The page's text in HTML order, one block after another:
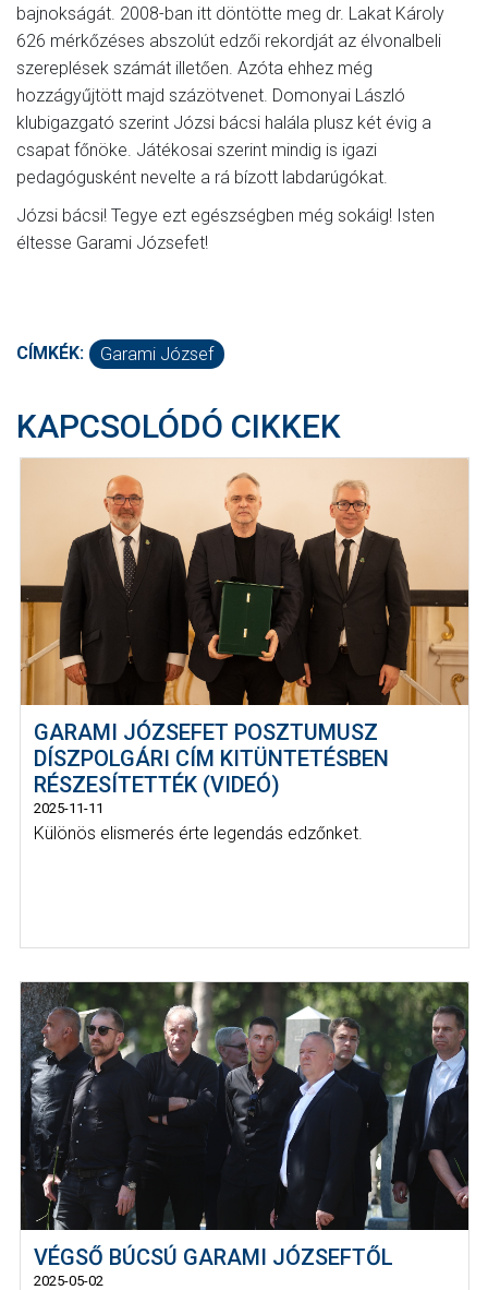
bajnokságát. 2008-ban itt döntötte meg dr. Lakat Károly
626 mérkőzéses abszolút edzői rekordját az élvonalbeli
szereplések számát illetően. Azóta ehhez még
hozzágyűjtött majd százötvenet. Domonyai László
klubigazgató szerint Józsi bácsi halála plusz két évig a
csapat főnöke. Játékosai szerint mindig is igazi
pedagógusként nevelte a rá bízott labdarúgókat.
Józsi bácsi! Tegye ezt egészségben még sokáig! Isten
éltesse Garami Józsefet!
CÍMKÉK: Garami József
KAPCSOLÓDÓ CIKKEK
GARAMI JÓZSEFET POSZTUMUSZ
DÍSZPOLGÁRI CÍM KITÜNTETÉSBEN
RÉSZESÍTETTÉK (VIDEÓ)
2025-11-11
Különös elismerés érte legendás edzőnket.
VÉGSŐ BÚCSÚ GARAMI JÓZSEFTŐL
2025-05-02